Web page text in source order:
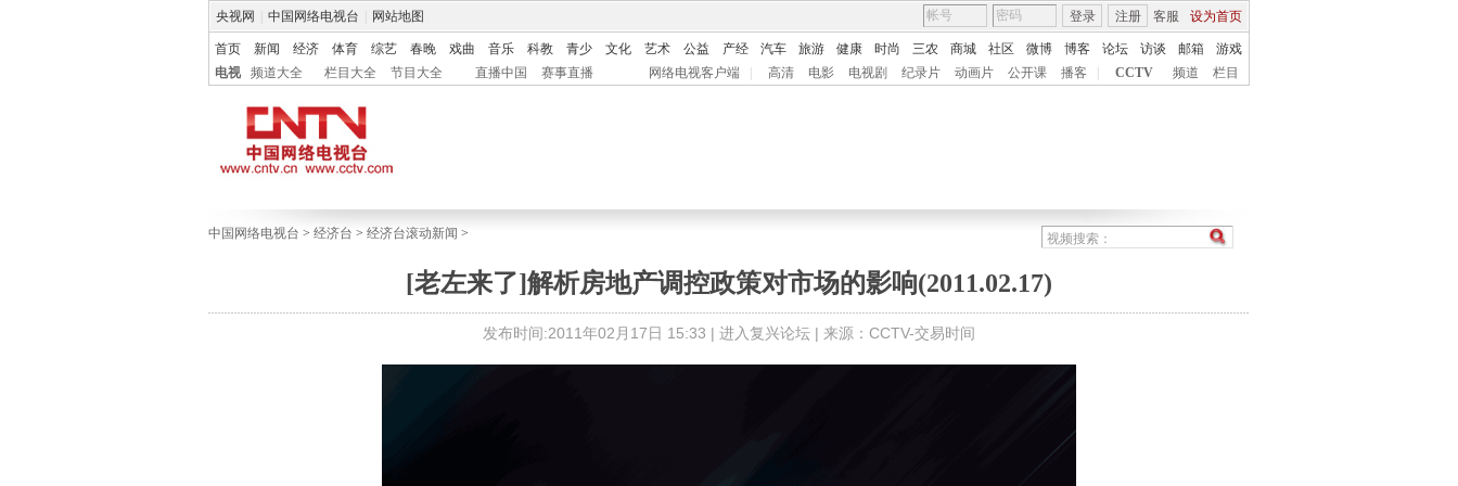
央视网 中国网络电视台 网站地图 客服 设为首页
登录 注册
首页 新闻 经济 体育 综艺 春晚 戏曲 音乐 科教 青少 文化 艺术 公益 产经 汽车 旅游 健康 时尚 三农 商城 社区 微博 博客 论坛 访谈 邮箱
游戏
电视
频道大全 栏目大全 节目大全 直播中国 赛事直播 网络电视客户端 高清 电影 电视剧 纪录片 动画片 公开课 播客 CCTV 频道 栏目
中国网络电视台 > 经济台 > 经济台滚动新闻 >
[老左来了]解析房地产调控政策对市场的影响(2011.02.17)
发布时间:2011年02月17日 15:33 | 进入复兴论坛 | 来源：CCTV-交易时间